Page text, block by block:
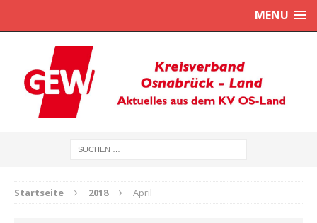
MENU
Startseite 2018 April